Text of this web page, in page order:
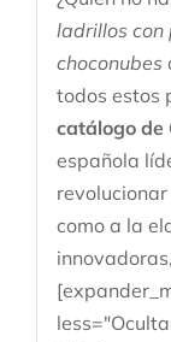
ladrillos con
choconubes
todos estos
catálogo de
española
como a la